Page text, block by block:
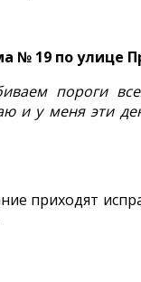
19 по улице
пороги
и у меня эти
приходят